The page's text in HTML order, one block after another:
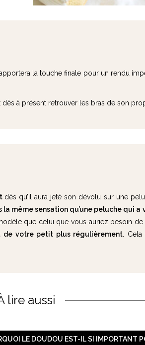
la touche finale pour un rendu
dès à présent retrouver les bras de son
dès qu’il aura jeté son dévolu sur une
la même sensation qu’une peluche qui
que celui que vous auriez besoin
de votre petit plus régulièrement .
lire aussi
LE DOUDOU EST-IL SI IMPORTANT